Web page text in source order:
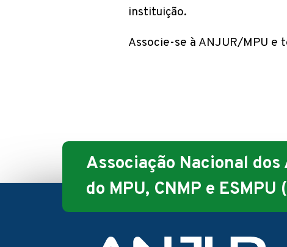
instituição.
Associe-se à ANJUR/MPU e
Associação Nacional
do MPU, CNMP e ESMPU